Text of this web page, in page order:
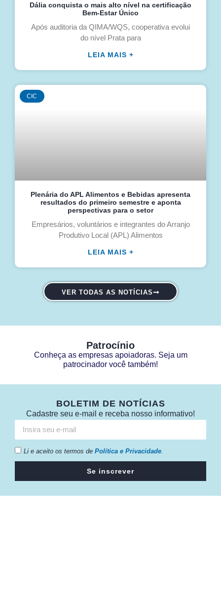
Dália conquista o mais alto nível na certificação
Bem-Estar Único
Após auditoria da QIMA/WQS, cooperativa evolui
do nível Prata para
LEIA MAIS +
CIC
Plenária do APL Alimentos e Bebidas apresenta
resultados do primeiro semestre e aponta
perspectivas para o setor
Empresários, voluntários e integrantes do Arranjo
Produtivo Local (APL) Alimentos
LEIA MAIS +
VER TODAS AS NOTÍCIAS
Patrocínio
Conheça as empresas apoiadoras. Seja um
patrocinador você também!
BOLETIM DE NOTÍCIAS
Cadastre seu e-mail e receba nosso informativo!
Li e aceito os termos de Política e Privacidade.
Se inscrever